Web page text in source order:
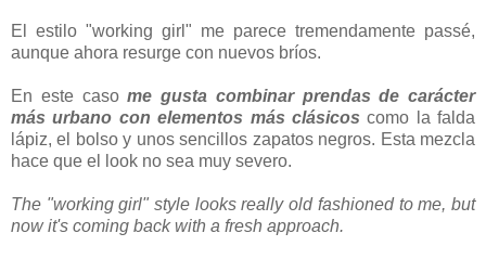
El estilo "working girl" me parece tremendamente passé,
aunque ahora resurge con nuevos bríos.
En este casome gusta combinar prendas de carácter
más urbano con elementos más clásicos como la falda
lápiz, el bolso y unos sencillos zapatos negros. Esta mezcla
hace que el look no sea muy severo.
The "working girl" style looks really old fashioned to me, but
now it's coming back with a fresh approach.